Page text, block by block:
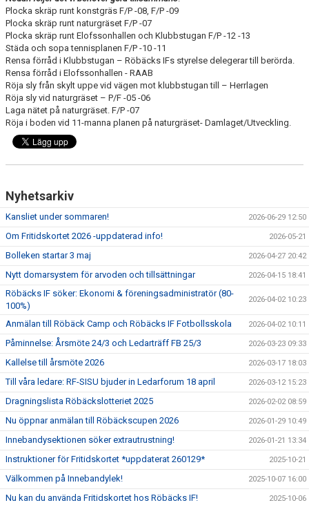
Plocka skräp runt konstgräs F/P -08, F/P -09
Plocka skräp runt naturgräset F/P -07
Plocka skräp runt Elofssonhallen och Klubbstugan F/P -12 -13
Städa och sopa tennisplanen F/P -10 -11
Rensa förråd i Klubbstugan – Röbäcks IFs styrelse delegerar till berörda.
Rensa förråd i Elofssonhallen - RAAB
Röja sly från skylt uppe vid vägen mot klubbstugan till – Herrlagen
Röja sly vid naturgräset – P/F -05 -06
Laga nätet på naturgräset. F/P -07
Röja i boden vid 11-manna planen på naturgräset- Damlaget/Utveckling.
Nyhetsarkiv
Kansliet under sommaren! 2026-06-29 12:50
Om Fritidskortet 2026 -uppdaterad info! 2026-05-21
Bolleken startar 3 maj 2026-04-27 20:42
Nytt domarsystem för arvoden och tillsättningar 2026-04-15 18:41
Röbäcks IF söker: Ekonomi & föreningsadministratör (80-
100%)
2026-04-02 10:23
Anmälan till Röbäck Camp och Röbäcks IF Fotbollsskola 2026-04-02 10:11
Påminnelse: Årsmöte 24/3 och Ledarträff FB 25/3 2026-03-23 09:33
Kallelse till årsmöte 2026 2026-03-17 18:03
Till våra ledare: RF-SISU bjuder in Ledarforum 18 april 2026-03-12 15:23
Dragningslista Röbäckslotteriet 2025 2026-02-02 08:59
Nu öppnar anmälan till Röbäckscupen 2026 2026-01-29 10:49
Innebandysektionen söker extrautrustning! 2026-01-21 13:34
Instruktioner för Fritidskortet *uppdaterat 260129* 2025-10-21
Välkommen på Innebandylek! 2025-10-07 16:00
Nu kan du använda Fritidskortet hos Röbäcks IF! 2025-10-06